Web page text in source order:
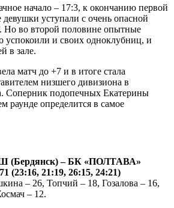
начало – 17:3, к окончанию первой
уступали с очень опасной
Но во второй половине опытные
и своих одноклубниц, и
в зале.
матч до +7 и в итоге стала
низшего дивизиона в
Соперник подопечных Екатерины
раунде определится в самое
– БК «ПОЛТАВА»
(23:16, 21:19, 26:15, 24:21)
– 26, Топчий – 18, Гозалова – 16,
– 12.